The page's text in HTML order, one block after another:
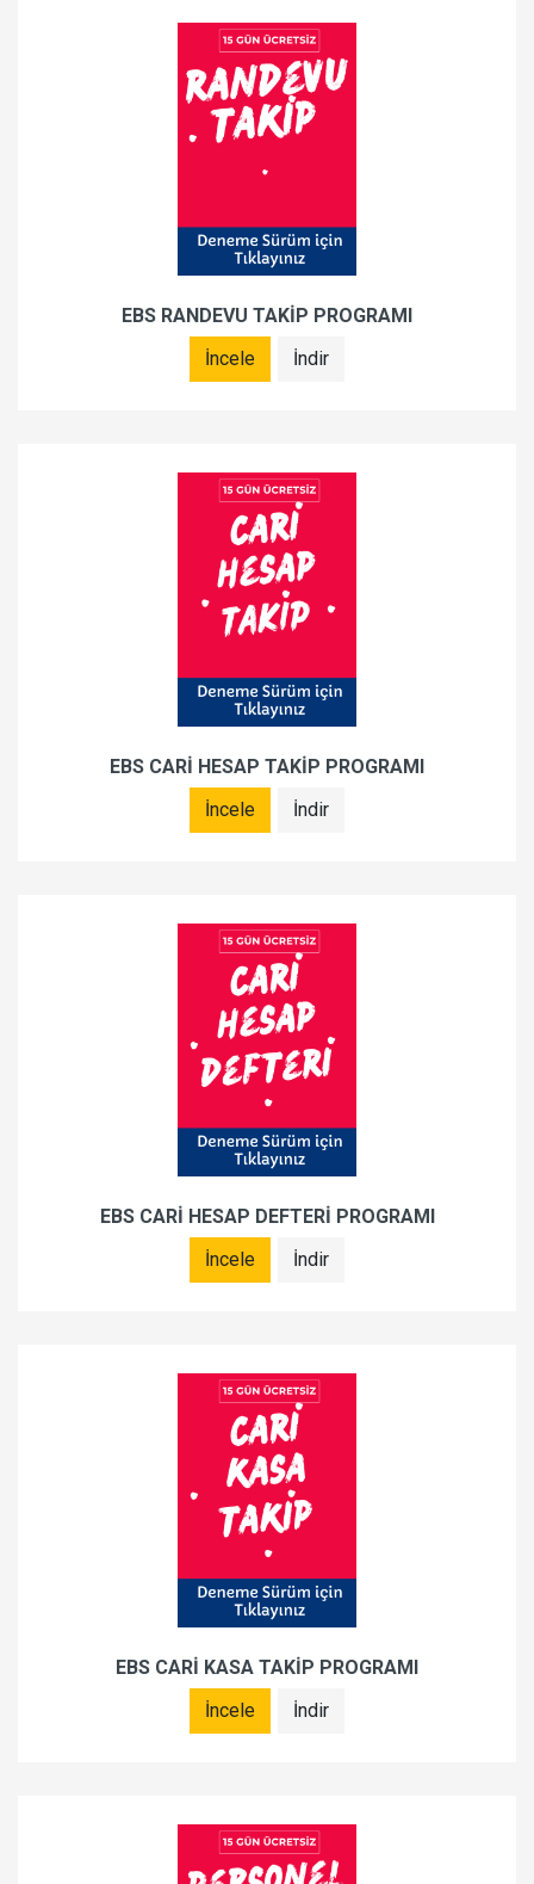
EBS RANDEVU TAKİP PROGRAMI
İncele
İndir
EBS CARİ HESAP TAKİP PROGRAMI
İncele
İndir
EBS CARİ HESAP DEFTERİ PROGRAMI
İncele
İndir
EBS CARİ KASA TAKİP PROGRAMI
İncele
İndir